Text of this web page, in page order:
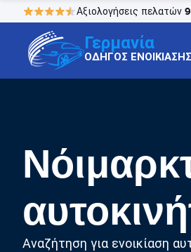
Αξιολογήσεις πελατών
Γερμανία
ΟΔΗΓΟΣ
Αναζήτηση για ενοικίαση